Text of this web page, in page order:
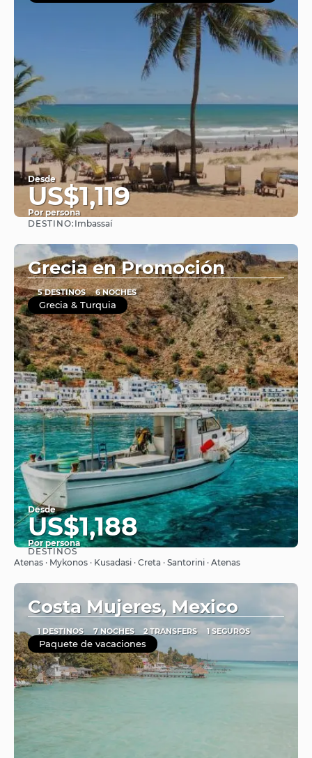
Desde
US$1,119
Por persona
DESTINO: Imbassaí
Grecia en Promoción
5 DESTINOS 6 NOCHES
Grecia & Turquia
Desde
US$1,188
Por persona
Ver
DESTINOS
Atenas · Mykonos · Kusadasi · Creta · Santorini · Atenas
Costa Mujeres, Mexico
1 DESTINOS 7 NOCHES 2 TRANSFERS 1 SEGUROS
Paquete de vacaciones